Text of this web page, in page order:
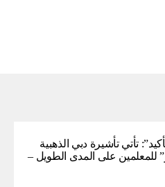
تأتي تأشيرة دبي الذهبية
للمعلمين على المدى الطويل –